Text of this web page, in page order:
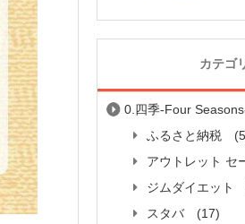
カテゴ
0.四季-Four
ふるさと納税
アウトレット セ
ジムダイエット
スタバ
(17)